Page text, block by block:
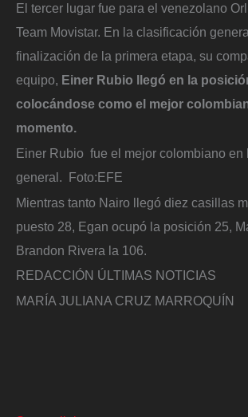
El tercer lugar fue para el venezolano
Team Movistar. En la clasificación
finalización de la primera etapa, su
equipo, Einer Rubio llegó en la
colocándose como el mejor
momento.
Einer Rubio fue el mejor colombiano en
general. Foto:EFE
Mientras tanto Nairo llegó diez casillas
puesto 28, Egan ocupó la posición 25,
Brandon Rivera la 106.
REDACCIÓN ÚLTIMAS NOTICIAS
MARÍA JULIANA CRUZ MARROQUÍN